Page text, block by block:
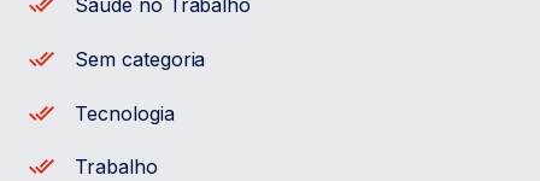
Sem categoria
Tecnologia
Trabalho